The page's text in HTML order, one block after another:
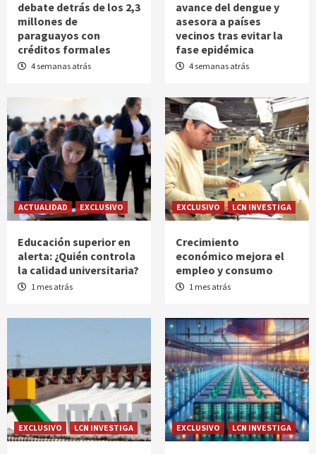
debate detrás de los 2,3
millones de
paraguayos con
créditos formales
4 semanas atrás
avance del dengue y
asesora a países
vecinos tras evitar la
fase epidémica
4 semanas atrás
ACTUALIDAD EXCLUSIVO
Educación superior en
alerta: ¿Quién controla
la calidad universitaria?
1 mes atrás
EXCLUSIVO LCN INVESTIGA
Crecimiento
económico mejora el
empleo y consumo
1 mes atrás
EXCLUSIVO LCN INVESTIGA EXCLUSIVO LCN INVESTIGA